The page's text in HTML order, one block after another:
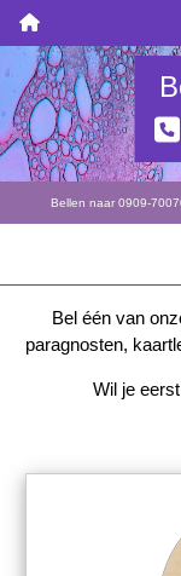
Bellen naar 0909-
Bel één van
paragnosten,
Wil je